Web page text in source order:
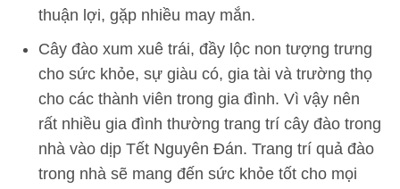
thuận lợi, gặp nhiều may mắn.
Cây đào xum xuê trái, đầy lộc non tượng trưng
cho sức khỏe, sự giàu có, gia tài và trường thọ
cho các thành viên trong gia đình. Vì vậy nên
rất nhiều gia đình thường trang trí cây đào trong
nhà vào dịp Tết Nguyên Đán. Trang trí quả đào
trong nhà sẽ mang đến sức khỏe tốt cho mọi